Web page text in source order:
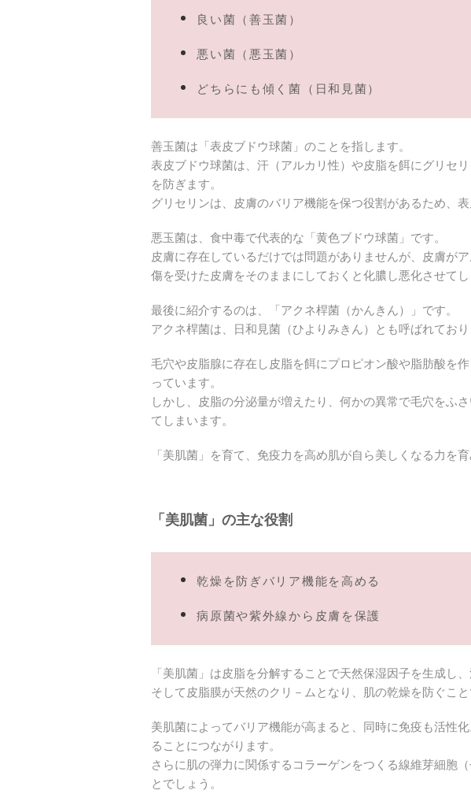
良い菌（善玉菌）
悪い菌（悪玉菌）
どちらにも傾く菌（日和見菌）
善玉菌は「表皮ブドウ球菌」のことを指します。
表皮ブドウ球菌は、汗（アルカリ性）や皮脂を餌にグリセ
を防ぎます。
グリセリンは、皮膚のバリア機能を保つ役割があるため、
悪玉菌は、食中毒で代表的な「黄色ブドウ球菌」です。
皮膚に存在しているだけでは問題がありませんが、皮膚が
傷を受けた皮膚をそのままにしておくと化膿し悪化させてし
最後に紹介するのは、「アクネ桿菌（かんきん）」です。
アクネ桿菌は、日和見菌（ひよりみきん）とも呼ばれてお
毛穴や皮脂腺に存在し皮脂を餌にプロピオン酸や脂肪酸を
っています。
しかし、皮脂の分泌量が増えたり、何かの異常で毛穴をふ
てしまいます。
「美肌菌」を育て、免疫力を高め肌が自ら美しくなる力を育
「美肌菌」の主な役割
乾燥を防ぎバリア機能を高める
病原菌や紫外線から皮膚を保護
「美肌菌」は皮脂を分解することで天然保湿因子を生成し
そして皮脂膜が天然のクリ－ムとなり、肌の乾燥を防ぐこ
美肌菌によってバリア機能が高まると、同時に免疫も活性
ることにつながります。
さらに肌の弾力に関係するコラーゲンをつくる線維芽細胞
とでしょう。